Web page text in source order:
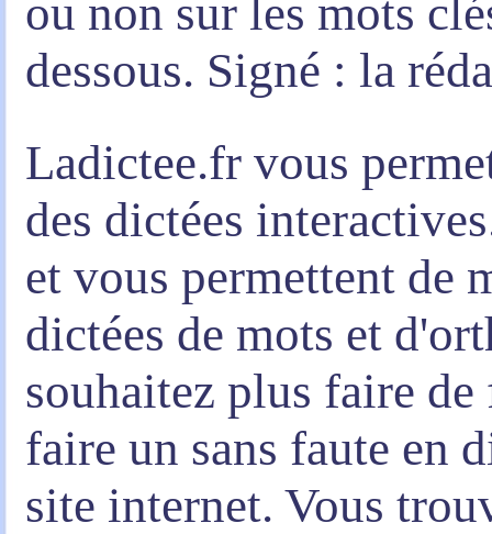
ou non sur les mots
dessous. Signé : la
Ladictee.fr vous
des dictées
et vous permettent de
dictées de mots et
souhaitez plus faire
faire un sans faute en
site internet. Vous